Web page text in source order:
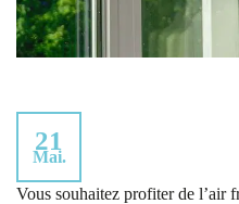
21
Mai.
Vous souhaitez profiter de l’air